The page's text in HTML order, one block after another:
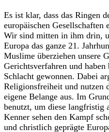
Es ist klar, dass das Ringen
europäischen
Wir sind mitten in ihm drin,
Europa das ganze 21.
Muslime überziehen unsere
Gerichtsverfahren und
Schlacht gewonnen. Dabei
Religionsfreiheit und nutzen
eigene Belange aus. Im
benutzt, um diese langfristig
Kenner sehen den Kampf
und christlich geprägte